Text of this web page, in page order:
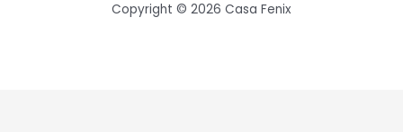
Copyright © 2026 Casa Fenix